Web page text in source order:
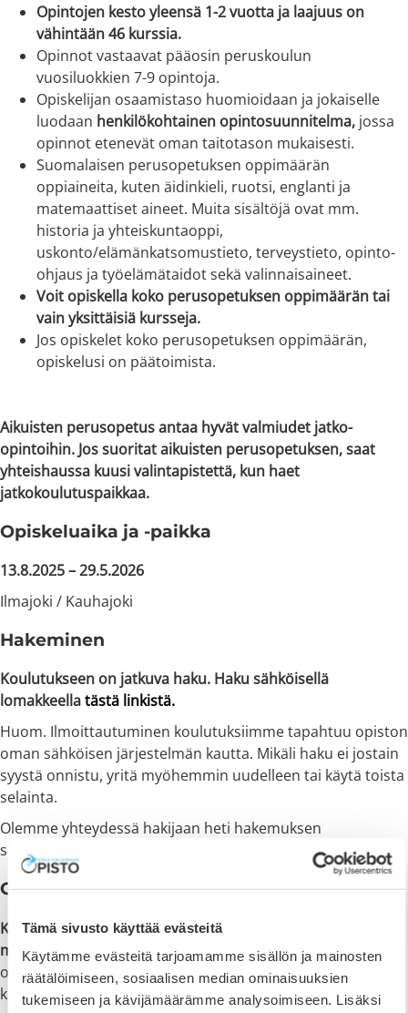
Tämä sivusto käyttää evästeitä
Käytämme evästeitä tarjoamamme sisällön ja mainosten
räätälöimiseen, sosiaalisen median ominaisuuksien
tukemiseen ja kävijämäärämme analysoimiseen. Lisäksi
Opintojen kesto yleensä 1-2 vuotta ja laajuus on
vähintään 46 kurssia.
Opinnot vastaavat pääosin peruskoulun
vuosiluokkien 7-9 opintoja.
Opiskelijan osaamistaso huomioidaan ja jokaiselle
luodaan henkilökohtainen opintosuunnitelma, jossa
opinnot etenevät oman taitotason mukaisesti.
Suomalaisen perusopetuksen oppimäärän
oppiaineita, kuten äidinkieli, ruotsi, englanti ja
matemaattiset aineet. Muita sisältöjä ovat mm.
historia ja yhteiskuntaoppi,
uskonto/elämänkatsomustieto, terveystieto, opinto-
ohjaus ja työelämätaidot sekä valinnaisaineet.
Voit opiskella koko perusopetuksen oppimäärän tai
vain yksittäisiä kursseja.
Jos opiskelet koko perusopetuksen oppimäärän,
opiskelusi on päätoimista.
Aikuisten perusopetus antaa hyvät valmiudet jatko-
opintoihin. Jos suoritat aikuisten perusopetuksen, saat
yhteishaussa kuusi valintapistettä, kun haet
jatkokoulutuspaikkaa.
Opiskeluaika ja -paikka
13.8.2025 –29.5.2026
Ilmajoki / Kauhajoki
Hakeminen
Koulutukseen on jatkuva haku. Haku sähköisellä
lomakkeellatästä linkistä.
Huom. Ilmoittautuminen koulutuksiimme tapahtuu opiston
oman sähköisen järjestelmän kautta. Mikäli haku ei jostain
syystä onnistu, yritä myöhemmin uudelleen tai käytä toista
selainta.
Olemme yhteydessä hakijaan heti hakemuksen
saapumisen jälkeen.
Opiskelukustannukset
Koulutus ja asuminen opiston asuntolassa on
maksutonta.Koulutukseen sisältyy myös maksuton
opiskelijalounas koulupäivinä. Asuvalle opiskelijalle
kuuluvat myös aamupala, päiväkahvi ja päivällinen.